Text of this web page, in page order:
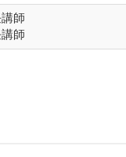
師
師